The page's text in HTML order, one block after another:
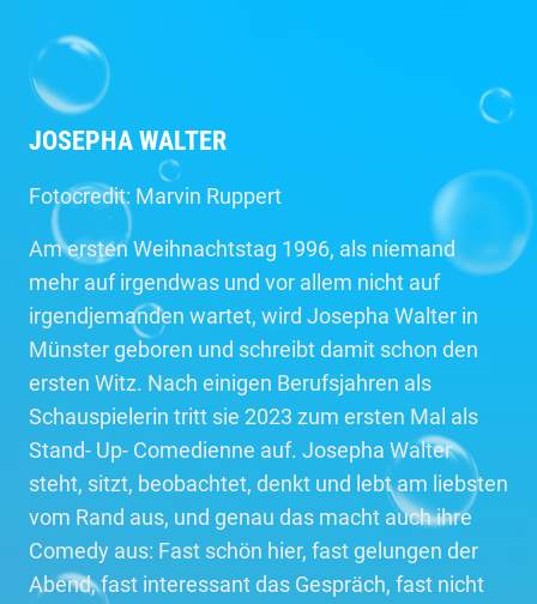
JOSEPHA WALTER
Fotocredit: Marvin Ruppert
Am ersten Weihnachtstag 1996, als niemand
mehr auf irgendwas und vor allem nicht auf
irgendjemanden wartet, wird Josepha Walter in
Münster geboren und schreibt damit schon den
ersten Witz. Nach einigen Berufsjahren als
Schauspielerin tritt sie 2023 zum ersten Mal als
Stand- Up- Comedienne auf. Josepha Walter
steht, sitzt, beobachtet, denkt und lebt am liebsten
vom Rand aus, und genau das macht auch ihre
Comedy aus: Fast schön hier, fast gelungen der
Abend, fast interessant das Gespräch, fast nicht